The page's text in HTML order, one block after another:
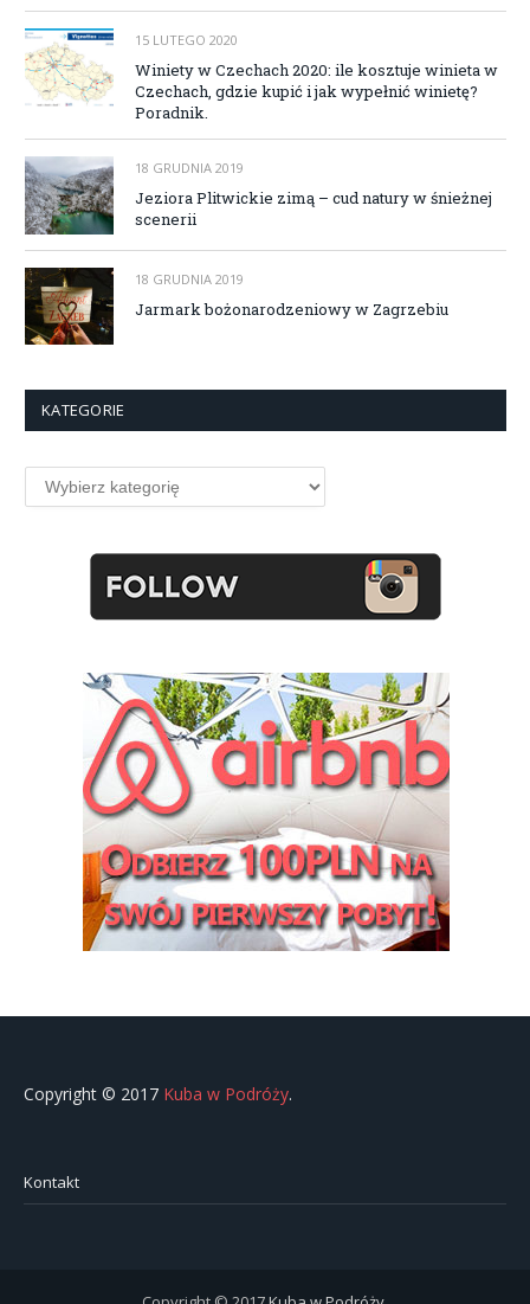
15 LUTEGO 2020
Winiety w Czechach 2020: ile kosztuje winieta w
Czechach, gdzie kupić i jak wypełnić winietę?
Poradnik.
18 GRUDNIA 2019
Jeziora Plitwickie zimą – cud natury w śnieżnej
scenerii
18 GRUDNIA 2019
Jarmark bożonarodzeniowy w Zagrzebiu
KATEGORIE
Kategorie
Copyright © 2017 Kuba w Podróży.
Kontakt